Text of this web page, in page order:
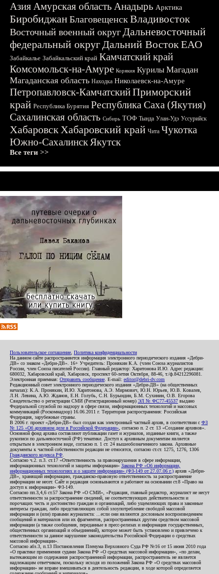
АзияАмурская область Анадырь Арктика
БиробиджанБлаговещенскВладивосток
Восточный военный округДальневосточный
федеральный округДальний ВостокЕАО
Забайкалье Забайкальский край Камчатский край
Комсомольск-на-Амуре Корякия Курилы Магадан
Магаданская область Находка Николаевск-на-Амуре
Петропавловск-КамчатскийПриморский
край Республика Бурятия Республика Саха (Якутия)
Сахалинская область Сибирь ТОФ Тында Улан-Удэ Уссурийск
ХабаровскХабаровский край Чита Чукотка
Южно-СахалинскЯкутск
Все теги >>
Пользовательское соглашение Политика конфиденциальности
На данном сайте распространяется информация электронного периодического издания «Дебри-
ДВ» со знаком «Дебри-ДВ». 16+ Учредитель: Пронякин К.А. (член Союза журналистов
России, член Союза писателей России). Главный редактор: Харитонова И.Ю. Адрес редакции:
680032, Хабаровский край, Хабаровск, проспект 60-летия Октября, 88-46, т./ф.84212296081.
Электронная приемная: Отправить сообщение . E-mail: editor@debri-dv.com
Редакционный совет электронного периодического издания «Дебри-ДВ» (на общественных
началах): К.А. Пронякин, И.Ю. Харитонова, А.Э. Мирмович, Ю.Н. Юрьев, Ю.В. Ковалев,
Л.Н. Левина, А.Ю. Жданов, Е.Н. Голубь, С.Н. Бурындин, Б.М. Сухинин, О.В. Егорова
Свидетельство о регистрации СМИ (Регистрационный номер) ЭЛ № ФС77-45537 выдано
Федеральной службой по надзору в сфере связи, информационных технологий и массовых
коммуникаций (Роскомнадзор) 16.06.2011 г. Территория распространения: Российская
Федерация, зарубежные страны.
В 2006 г. проект «Дебри-ДВ» был создан как электронный частный архив, в соответствии с ФЗ
№ 125 «Об архивном деле в Российской Федерации» , согласно п. 2 ст. 13 «Создание архивов».
Основной фонд архива составляют публикации газет и журналов, изданные книги, а также
рукописи по дальневосточной (РФ) тематике. Доступ к архивным документам является
открытым в электронном виде, согласно п. 1 ст. 24 вышеобозначенного закона. Архивные
документы к частной собственности редакции не относятся, согласно ст.ст. 1275, 1276, 1306
Гражданского кодекса РФ
Согласно ч.2. п.3. ст.17 «Ответственность за правонарушения в сфере информации,
информационных технологий и защиты информации» Закона РФ «Об информации,
информационных технологиях и о защите информации» (ФЗ-149 от 27.07.06 г.) архив «Дебри-
ДВ», хранящий информацию, гражданско-правовую ответственность за распространение
информации не несет. Сайт и редакция основываются и работают на основании ст.8 «Право на
доступ к информации» ФЗ-149.
Согласно пп.3,4,6 ст.57 Закона РФ «О СМИ», «Редакция, главный редактор, журналист не несут
ответственности за распространение сведений, не соответствующих действительности и
порочащих честь и достоинство граждан и организаций, либо ущемляющих права и законные
интересы граждан, либо представляющих собой злоупотребление свободой массовой
информации и (или) правами журналиста: ...если они являются дословным воспроизведением
сообщений и материалов или их фрагментов, распространенных другим средством массовой
информации (а также сообщения, переданные в пресс-релизах и информация государственных,
общественных организаций и объединений), которое может быть установлено и привлечено к
ответственности за данное нарушение законодательства Российской Федерации о средствах
массовой информации».
Согласно абз.3, п.13 Постановления Пленума Верховного Суда РФ №16 от 15 июня 2010 года
«О практике применения судами Закона РФ «О средствах массовой информации», «по делам,
вытекающим из содержания распространенной информации, распространитель не является
надлежащим ответчиком, поскольку исходя из положений Закона РФ «О средствах массовой
информации» не вправе вмешиваться в деятельность редакции, в ходе которой определяется